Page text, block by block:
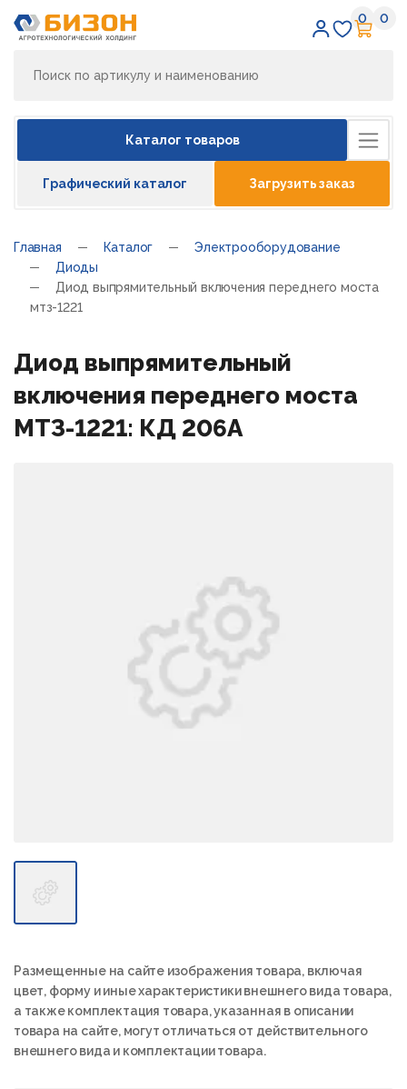
0 0
Каталог товаров
Графический каталог Загрузить заказ
Главная Каталог
Электрооборудование
Диоды
Диод выпрямительный включения переднего моста
мтз-1221
Диод выпрямительный
включения переднего моста
МТЗ-1221: КД 206А
Размещенные на сайте изображения товара, включая
цвет, форму и иные характеристики внешнего вида товара,
а также комплектация товара, указанная в описании
товара на сайте, могут отличаться от действительного
внешнего вида и комплектации товара.